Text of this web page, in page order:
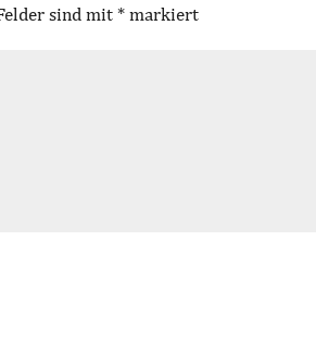
sind mit* markiert